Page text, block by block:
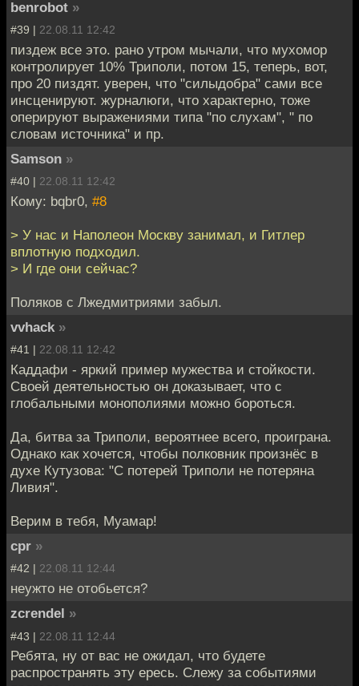
benrobot »
#39 | 22.08.11 12:42
пиздеж все это. рано утром мычали, что мухомор
контролирует 10% Триполи, потом 15, теперь, вот,
про 20 пиздят. уверен, что "силыдобра" сами все
инсценируют. журналюги, что характерно, тоже
оперируют выражениями типа "по слухам", " по
словам источника" и пр.
Samson »
#40 | 22.08.11 12:42
Кому: bqbr0, #8
> У нас и Наполеон Москву занимал, и Гитлер
вплотную подходил.
> И где они сейчас?
Поляков с Лжедмитриями забыл.
vvhack »
#41 | 22.08.11 12:42
Каддафи - яркий пример мужества и стойкости.
Своей деятельностью он доказывает, что с
глобальными монополиями можно бороться.
Да, битва за Триполи, вероятнее всего, проиграна.
Однако как хочется, чтобы полковник произнёс в
духе Кутузова: "С потерей Триполи не потеряна
Ливия".
Верим в тебя, Муамар!
cpr »
#42 | 22.08.11 12:44
неужто не отобьется?
zcrendel »
#43 | 22.08.11 12:44
Ребята, ну от вас не ожидал, что будете
распространять эту ересь. Слежу за событиями